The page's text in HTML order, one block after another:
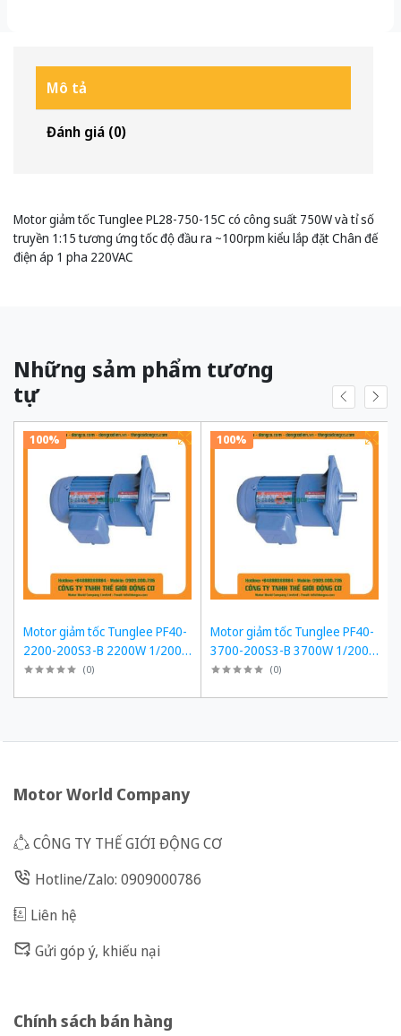
Mô tả
Đánh giá (0)
Motor giảm tốc Tunglee PL28-750-15C có công suất 750W và tỉ số
truyền 1:15 tương ứng tốc độ đầu ra ~100rpm kiểu lắp đặt Chân đế
điện áp 1 pha 220VAC
Những sảm phẩm tương
tự
100%
Motor giảm tốc Tunglee PF40-
2200-200S3-B 2200W 1/200
~7-8rpm Mặt bích
(0)
100%
Motor giảm tốc Tunglee PF40-
3700-200S3-B 3700W 1/200
~7-8rpm Mặt bích
(0)
Motor World Company
CÔNG TY THẾ GIỚI ĐỘNG CƠ
Hotline/Zalo: 0909000786
Liên hệ
Gửi góp ý, khiếu nại
Chính sách bán hàng